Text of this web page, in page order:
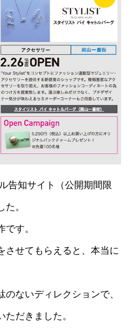
告知サイト（公開期間限
。
す。
させてもらえると、本当に
ないディレクションで、
だきました。